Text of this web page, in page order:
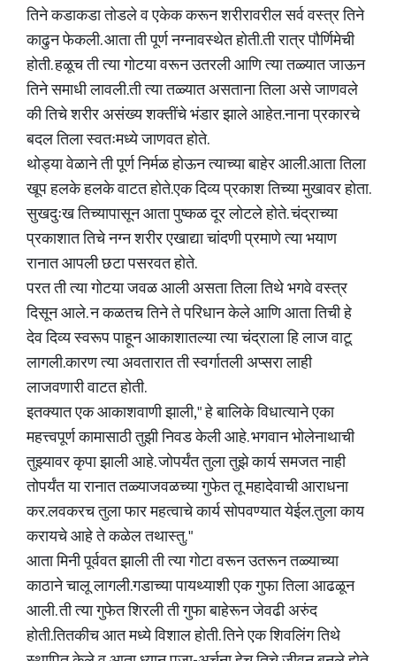
तिने कडाकडा तोडले व एकेक करून शरीरावरील सर्व वस्त्र तिने
काढुन फेकली. आता ती पूर्ण नग्नावस्थेत होती.ती रात्र पौर्णिमेची
होती. हळूच ती त्या गोटया वरून उतरली आणि त्या तळ्यात जाऊन
तिने समाधी लावली.ती त्या तळ्यात असताना तिला असे जाणवले
की तिचे शरीर असंख्य शक्तींचे भंडार झाले आहेत.नाना प्रकारचे
बदल तिला स्वतःमध्ये जाणवत होते.
थोड्या वेळाने ती पूर्ण निर्मळ होऊन त्याच्या बाहेर आली.आता तिला
खूप हलके हलके वाटत होते.एक दिव्य प्रकाश तिच्या मुखावर होता.
सुखदुःख तिच्यापासून आता पुष्कळ दूर लोटले होते. चंद्राच्या
प्रकाशात तिचे नग्न शरीर एखाद्या चांदणी प्रमाणे त्या भयाण
रानात आपली छटा पसरवत होते.
परत ती त्या गोटया जवळ आली असता तिला तिथे भगवे वस्त्र
दिसून आले. न कळतच तिने ते परिधान केले आणि आता तिची हे
देव दिव्य स्वरूप पाहून आकाशातल्या त्या चंद्राला हि लाज वाटू
लागली.कारण त्या अवतारात ती स्वर्गातली अप्सरा लाही
लाजवणारी वाटत होती.
इतक्यात एक आकाशवाणी झाली," हे बालिके विधात्याने एका
महत्त्वपूर्ण कामासाठी तुझी निवड केली आहे. भगवान भोलेनाथाची
तुझ्यावर कृपा झाली आहे. जोपर्यंत तुला तुझे कार्य समजत नाही
तोपर्यंत या रानात तळ्याजवळच्या गुफेत तू महादेवाची आराधना
कर.लवकरच तुला फार महत्वाचे कार्य सोपवण्यात येईल.तुला काय
करायचे आहे ते कळेल तथास्तु. "
आता मिनी पूर्ववत झाली ती त्या गोटा वरून उतरून तळ्याच्या
काठाने चालू लागली.गडाच्या पायथ्याशी एक गुफा तिला आढळून
आली. ती त्या गुफेत शिरली ती गुफा बाहेरून जेवढी अरुंद
होती.तितकीच आत मध्ये विशाल होती. तिने एक शिवलिंग तिथे